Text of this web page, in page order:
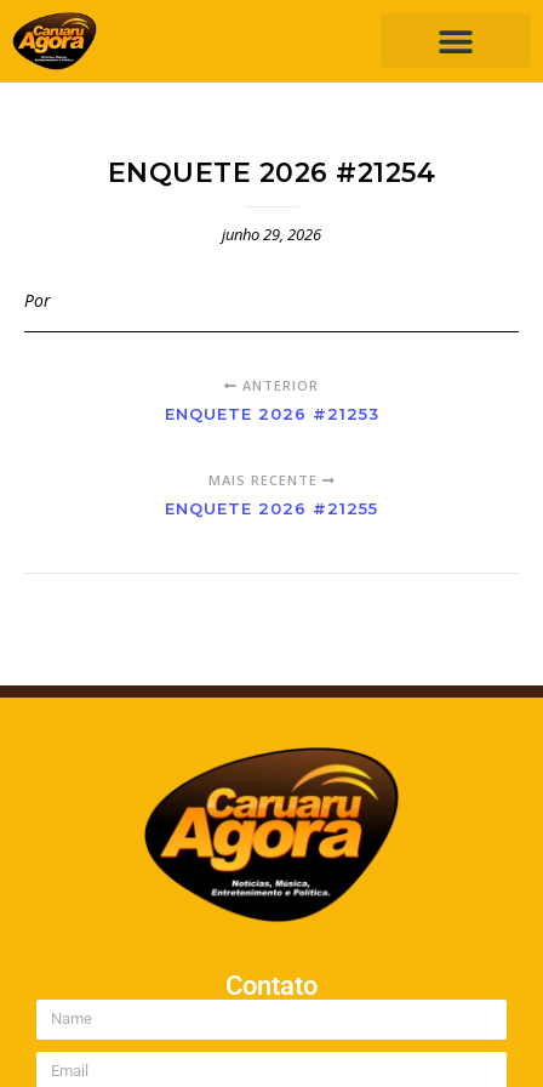
ENQUETE 2026 #21254
junho 29, 2026
Por
ANTERIOR
ENQUETE 2026 #21253
MAIS RECENTE
ENQUETE 2026 #21255
Contato